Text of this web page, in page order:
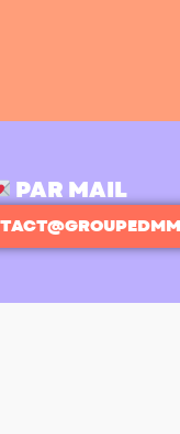
PAR MAIL